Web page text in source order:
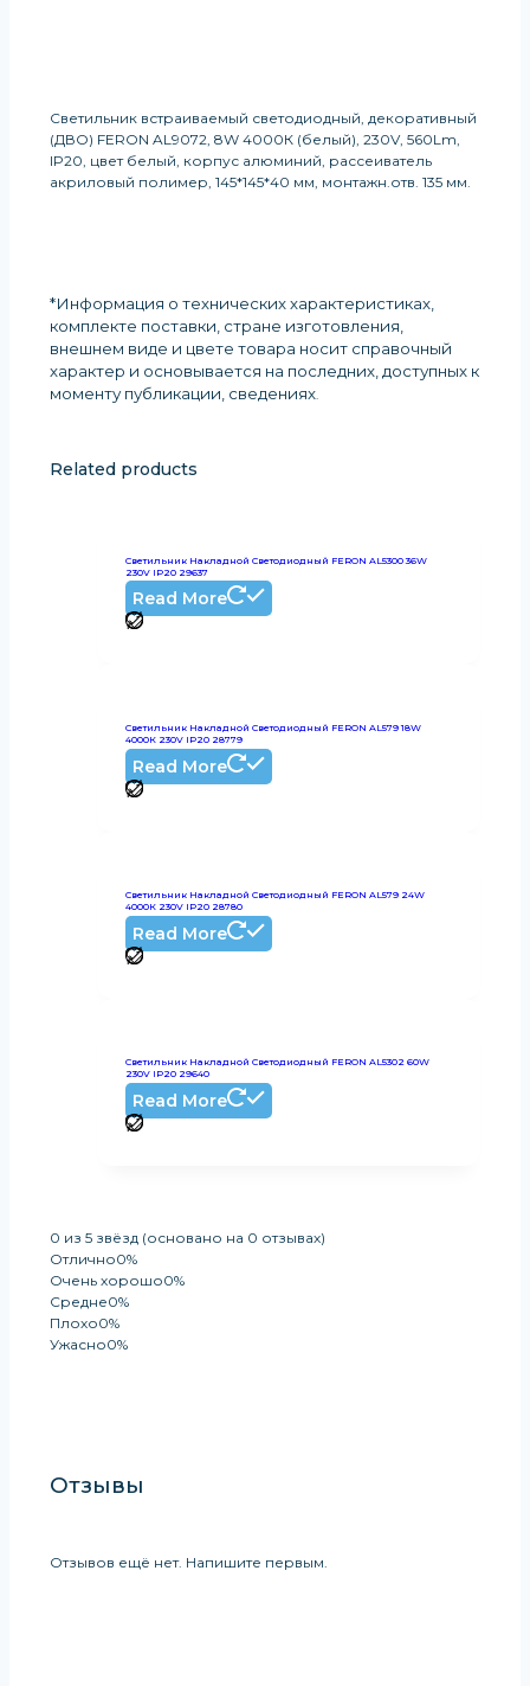
Светильник встраиваемый светодиодный, декоративный
(ДВО) FERON AL9072, 8W 4000К (белый), 230V, 560Lm,
IP20, цвет белый, корпус алюминий, рассеиватель
акриловый полимер, 145*145*40 мм, монтажн.отв. 135 мм.
*Информация о технических характеристиках,
комплекте поставки, стране изготовления,
внешнем виде и цвете товара носит справочный
характер и основывается на последних, доступных к
моменту публикации, сведениях.
Related products
Светильник Накладной Светодиодный FERON AL5300 36W
230V IP20 29637
Read More
Светильник Накладной Светодиодный FERON AL579 18W
4000К 230V IP20 28779
Read More
Светильник Накладной Светодиодный FERON AL579 24W
4000К 230V IP20 28780
Read More
Светильник Накладной Светодиодный FERON AL5302 60W
230V IP20 29640
Read More
0 из 5 звёзд (основано на 0 отзывах)
Отлично0%
Очень хорошо0%
Средне0%
Плохо0%
Ужасно0%
Отзывы
Отзывов ещё нет. Напишите первым.